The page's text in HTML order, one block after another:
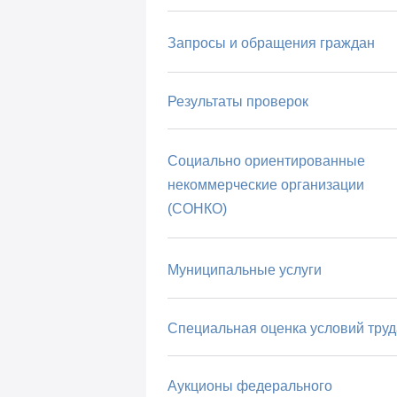
Запросы и обращения граждан
Результаты проверок
Социально ориентированные
некоммерческие организации
(СОНКО)
Муниципальные услуги
Специальная оценка условий
Аукционы федерального